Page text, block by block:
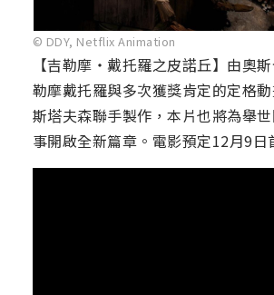
© DDY, Netflix Animation
【吉勒摩・戴托羅之皮諾丘】由奧
勒摩戴托羅與多次獲獎肯定的定格
斯塔夫森聯手製作，本片也將為舉
事開啟全新篇章。電影預定12月9日